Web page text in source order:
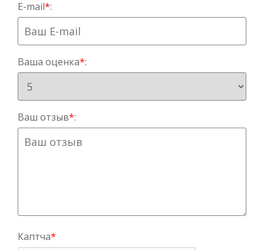
E-mail*:
Ваша оценка*:
Ваш отзыв*:
Каптча*